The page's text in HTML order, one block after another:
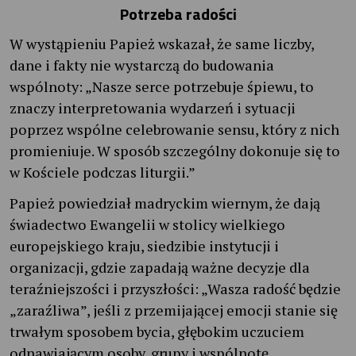
Potrzeba radości
W wystąpieniu Papież wskazał, że same liczby,
dane i fakty nie wystarczą do budowania
wspólnoty: „Nasze serce potrzebuje śpiewu, to
znaczy interpretowania wydarzeń i sytuacji
poprzez wspólne celebrowanie sensu, który z nich
promieniuje. W sposób szczególny dokonuje się to
w Kościele podczas liturgii.”
Papież powiedział madryckim wiernym, że dają
świadectwo Ewangelii w stolicy wielkiego
europejskiego kraju, siedzibie instytucji i
organizacji, gdzie zapadają ważne decyzje dla
teraźniejszości i przyszłości: „Wasza radość będzie
„zaraźliwa”, jeśli z przemijającej emocji stanie się
trwałym sposobem bycia, głębokim uczuciem